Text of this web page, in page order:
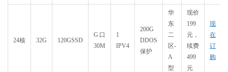
24核 32G 120GSSD
G口
30M
1
IPV4
200G
DDOS
保护
华
东
二
区-
A
型
现价
199
元，
续费
499
元
现
在
订
购